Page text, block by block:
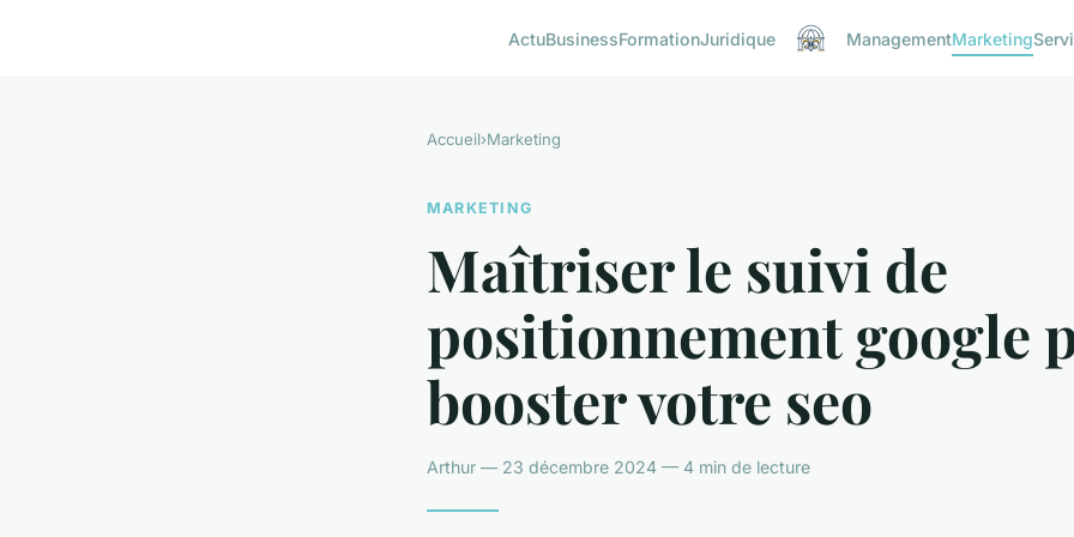
ActuBusinessFormationJuridique ManagementMarketing
Accueil›Marketing
MARKETING
Maîtriser le suivi de
positionnement google
booster votre seo
Arthur — 23 décembre 2024 — 4 min de lecture